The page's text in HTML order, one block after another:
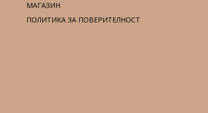
МАГАЗИН
ПОЛИТИКА ЗА ПОВЕРИТЕЛНОСТ